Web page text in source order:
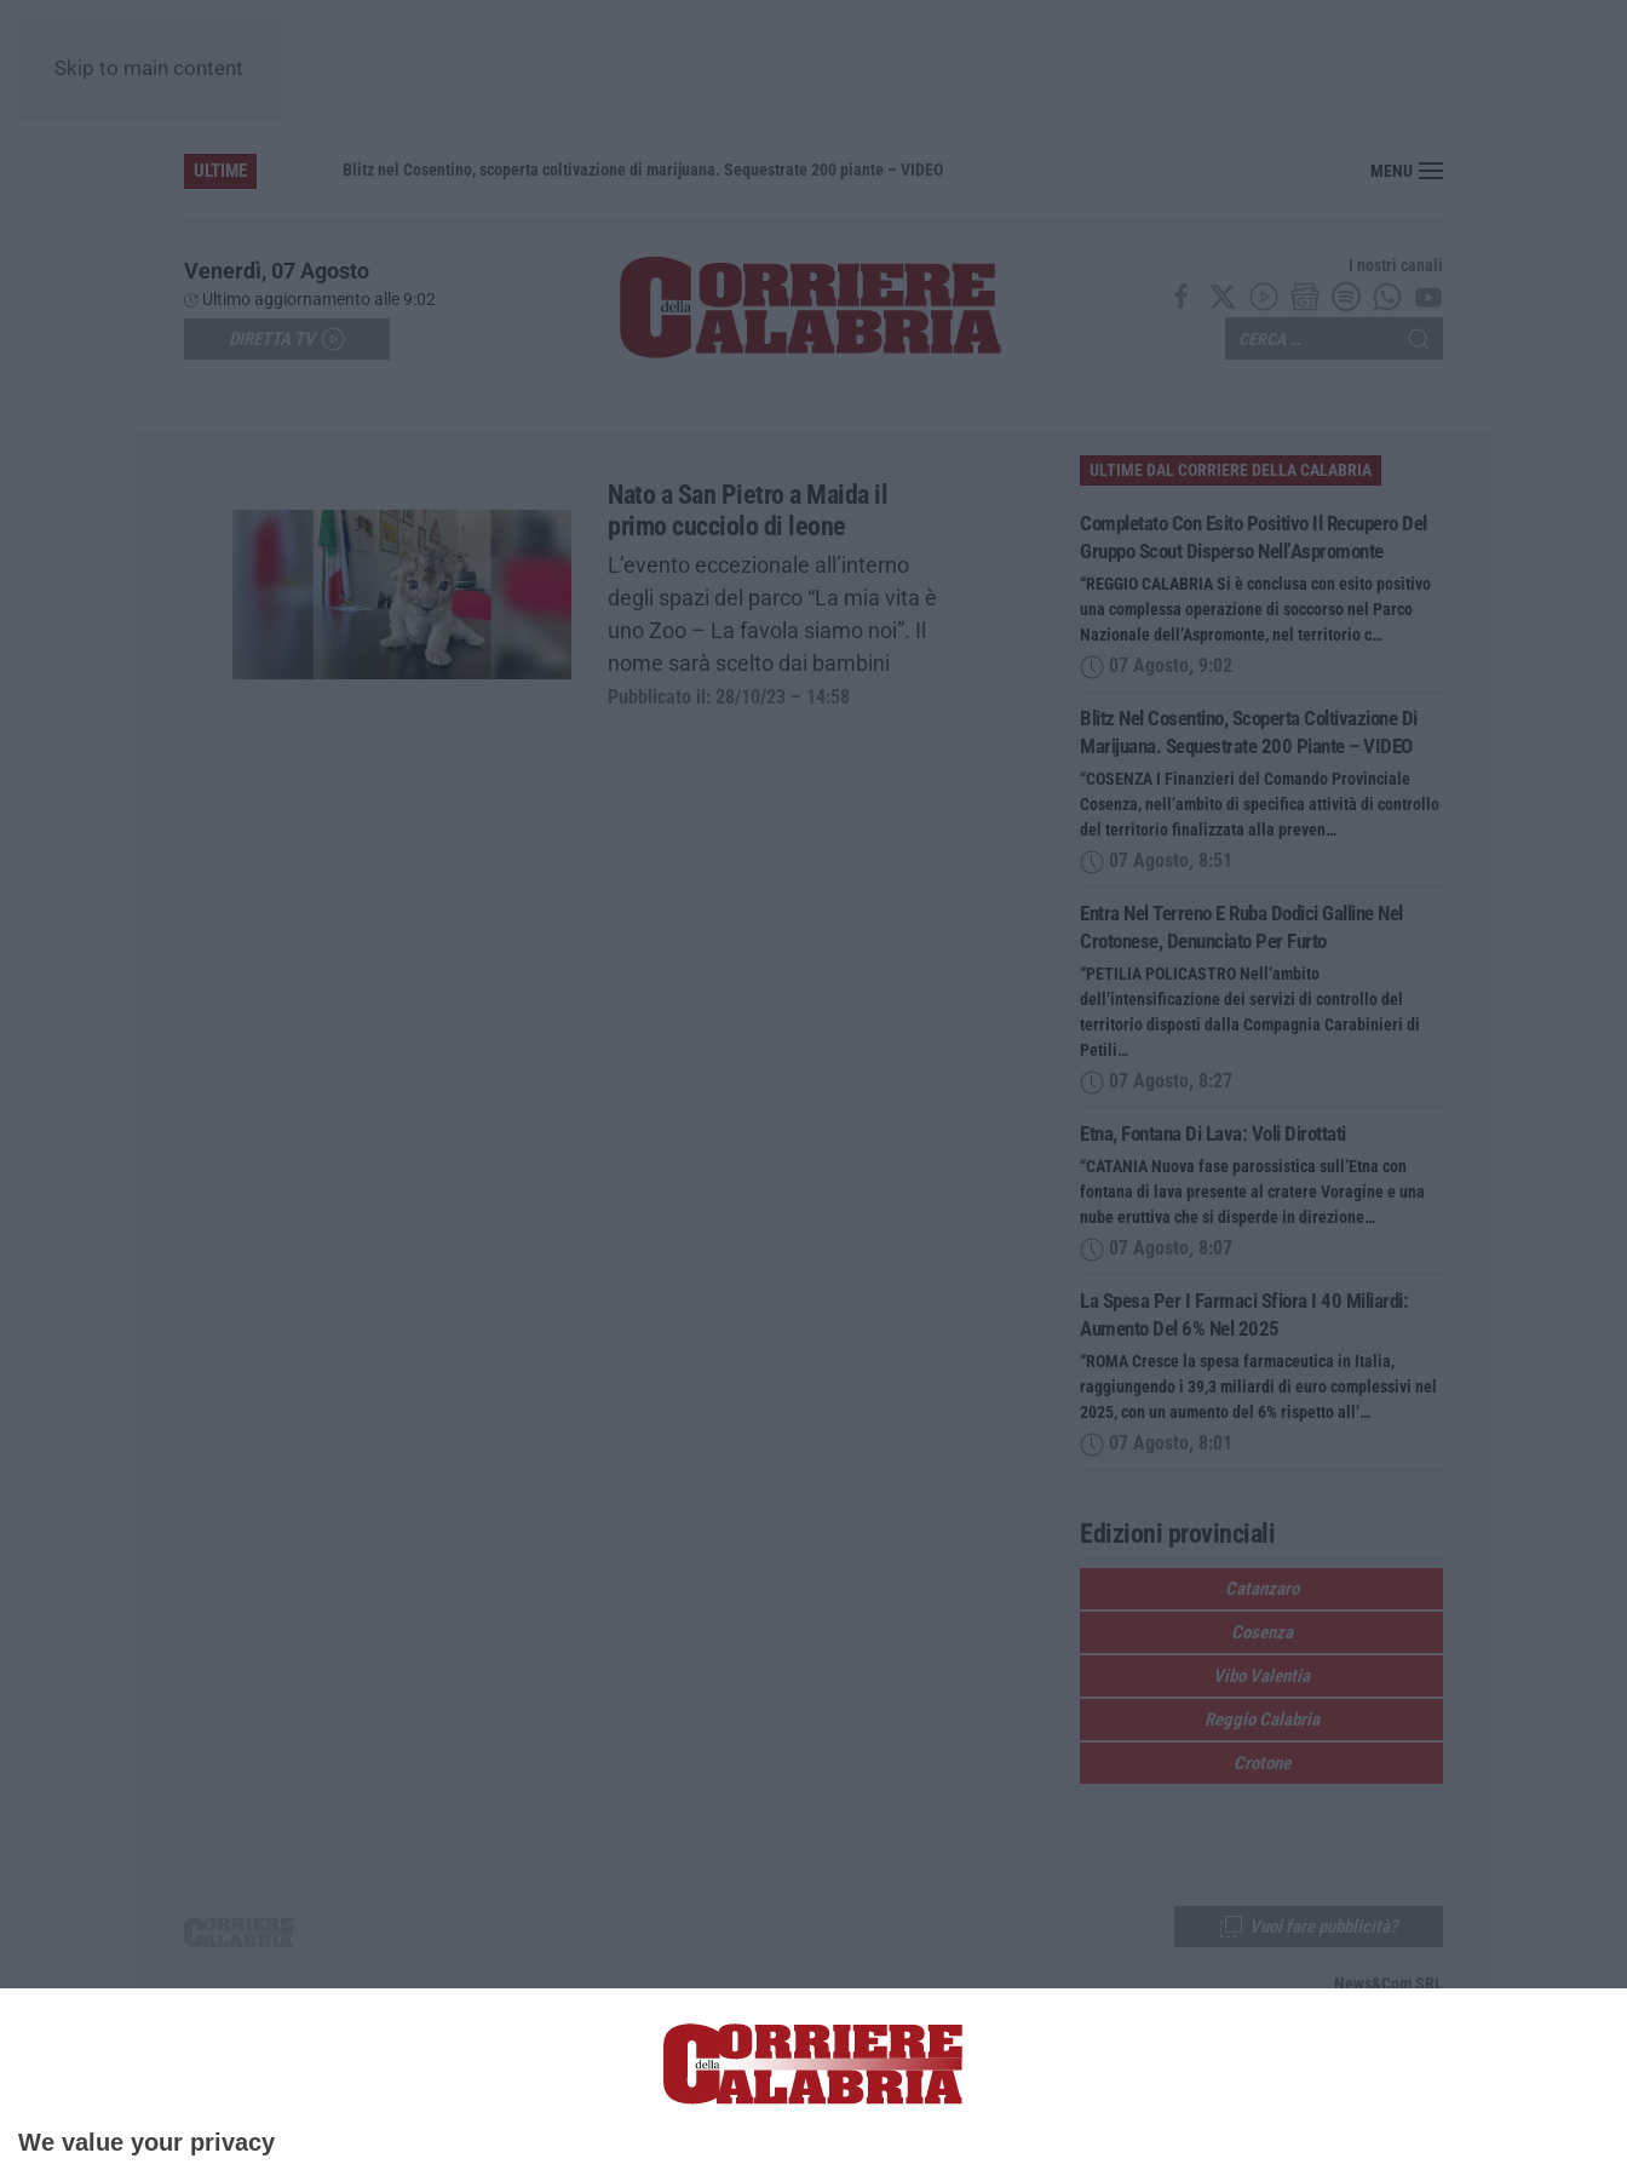
We value your privacy
Skip to main content
ULTIME Blitz nel Cosentino, scoperta coltivazione di marijuana. Sequestrate 200 piante – VIDEO Entra nel terreno e ruba dodici galline nel Crotonese, denunciato per furto
MENU
Venerdì, 07 Agosto
Ultimo aggiornamento alle 9:02
I nostri canali
Nato a San Pietro a Maida il
primo cucciolo di leone
L’evento eccezionale all’interno
degli spazi del parco “La mia vita è
uno Zoo – La favola siamo noi”. Il
nome sarà scelto dai bambini
Pubblicato il: 28/10/23 – 14:58
ULTIME DAL CORRIERE DELLA CALABRIA
Completato Con Esito Positivo Il Recupero Del
Gruppo Scout Disperso Nell’Aspromonte
“REGGIO CALABRIA Si è conclusa con esito positivo
una complessa operazione di soccorso nel Parco
Nazionale dell’Aspromonte, nel territorio c…
07 Agosto, 9:02
Blitz Nel Cosentino, Scoperta Coltivazione Di
Marijuana. Sequestrate 200 Piante – VIDEO
“COSENZA I Finanzieri del Comando Provinciale
Cosenza, nell’ambito di specifica attività di controllo
del territorio finalizzata alla preven…
07 Agosto, 8:51
Entra Nel Terreno E Ruba Dodici Galline Nel
Crotonese, Denunciato Per Furto
“PETILIA POLICASTRO Nell’ambito
dell’intensificazione dei servizi di controllo del
territorio disposti dalla Compagnia Carabinieri di
Petili…
07 Agosto, 8:27
Etna, Fontana Di Lava: Voli Dirottati
“CATANIA Nuova fase parossistica sull’Etna con
fontana di lava presente al cratere Voragine e una
nube eruttiva che si disperde in direzione…
07 Agosto, 8:07
La Spesa Per I Farmaci Sfiora I 40 Miliardi:
Aumento Del 6% Nel 2025
“ROMA Cresce la spesa farmaceutica in Italia,
raggiungendo i 39,3 miliardi di euro complessivi nel
2025, con un aumento del 6% rispetto all’…
07 Agosto, 8:01
Edizioni provinciali
Catanzaro
Cosenza
Vibo Valentia
Reggio Calabria
Crotone
P.IVA. 03199620794, Via del mare 6/G, S.Eufemia, Lamezia Terme (CZ)
Iscrizione tribunale di Lamezia Terme 5/2011 - Direttore responsabile Paola Militano |Privacy
News&Com SRL